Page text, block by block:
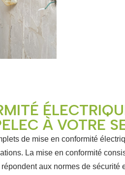
À VOTRE
de mise en conformité
La mise en conformité
aux normes de sécurité